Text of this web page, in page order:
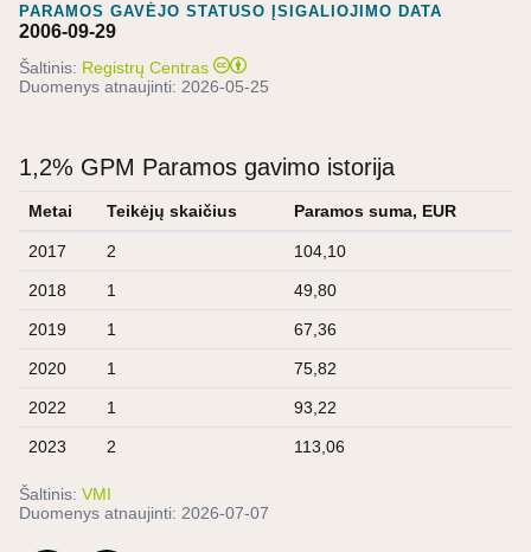
PARAMOS GAVĖJO STATUSO ĮSIGALIOJIMO DATA
2006-09-29
Šaltinis: Registrų Centras
Duomenys atnaujinti: 2026-05-25
1,2% GPM Paramos gavimo istorija
Metai Teikėjų skaičius Paramos suma, EUR
2017 2 104,10
2018 1 49,80
2019 1 67,36
2020 1 75,82
2022 1 93,22
2023 2 113,06
Šaltinis: VMI
Duomenys atnaujinti: 2026-07-07